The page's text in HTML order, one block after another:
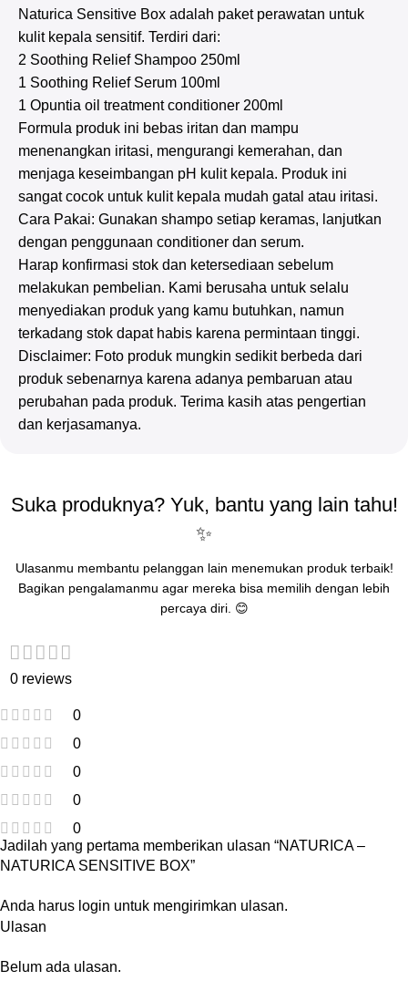
Naturica Sensitive Box adalah paket perawatan untuk
kulit kepala sensitif. Terdiri dari:
2 Soothing Relief Shampoo 250ml
1 Soothing Relief Serum 100ml
1 Opuntia oil treatment conditioner 200ml
Formula produk ini bebas iritan dan mampu
menenangkan iritasi, mengurangi kemerahan, dan
menjaga keseimbangan pH kulit kepala. Produk ini
sangat cocok untuk kulit kepala mudah gatal atau iritasi.
Cara Pakai: Gunakan shampo setiap keramas, lanjutkan
dengan penggunaan conditioner dan serum.
Harap konfirmasi stok dan ketersediaan sebelum
melakukan pembelian. Kami berusaha untuk selalu
menyediakan produk yang kamu butuhkan, namun
terkadang stok dapat habis karena permintaan tinggi.
Disclaimer: Foto produk mungkin sedikit berbeda dari
produk sebenarnya karena adanya pembaruan atau
perubahan pada produk. Terima kasih atas pengertian
dan kerjasamanya.
Suka produknya? Yuk, bantu yang lain tahu!
✨
Ulasanmu membantu pelanggan lain menemukan produk terbaik!
Bagikan pengalamanmu agar mereka bisa memilih dengan lebih
percaya diri. 😊
0 reviews
0
0
0
0
0
Ulasan
Belum ada ulasan.
Jadilah yang pertama memberikan ulasan “NATURICA –
NATURICA SENSITIVE BOX”
Anda harus login untuk mengirimkan ulasan.